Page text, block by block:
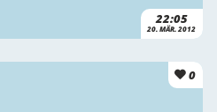
22:05
20. MÄR. 2012
0